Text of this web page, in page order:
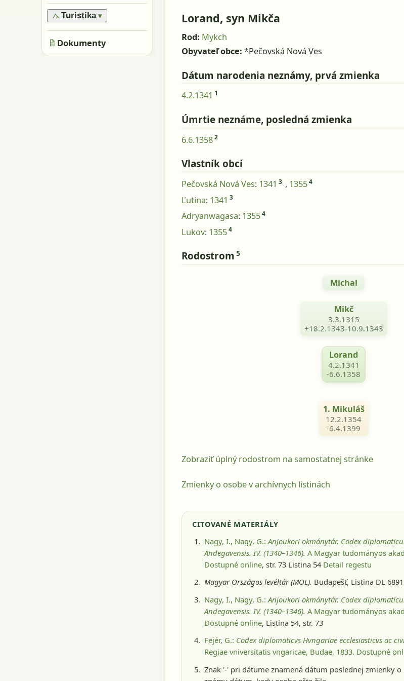
›Pamiatky
›Skaly, kamene
›Všeobecne
›Obyvatelia
Turistika ▾
›Značené trasy
›Neznačené trasy
Dokumenty
Lorand, syn Mikča
Rod: Mykch
Obyvateľ obce: *Pečovská Nová Ves
Dátum narodenia neznámy, prvá zmienka
4.2.1341 1
Úmrtie neznáme, posledná zmienka
6.6.13582
Vlastník obcí
Pečovská Nová Ves: 1341 3 , 13554
Ľutina: 1341 3
Adryanwagasa: 13554
Lukov: 13554
Rodostrom 5
Michal
Mikč
3.3.1315
+18.2.1343-10.9.1343
Lorand
4.2.1341
-6.6.1358
1. Mikuláš
12.2.1354
-6.4.1399
Zobraziť úplný rodostrom na samostatnej stránke
Zmienky o osobe v archívnych listinách
CITOVANÉ MATERIÁLY
Nagy, I., Nagy, G.: Anjoukori okmánytár. Codex
Andegavensis. IV. (1340–1346). A Magyar tudományos
Dostupné online, str. 73 Listina 54 Detail regestu
Magyar Országos levéltár (MOL). Budapešť, Listina DL
Nagy, I., Nagy, G.: Anjoukori okmánytár. Codex
Andegavensis. IV. (1340–1346). A Magyar tudományos
Dostupné online, Listina 54, str. 73
Fejér, G.: Codex diplomaticvs Hvngariae ecclesiasticvs ac
Regiae vniversitatis vngaricae, Budae, 1833. Dostupné
Znak '-' pri dátume znamená dátum poslednej zmienky